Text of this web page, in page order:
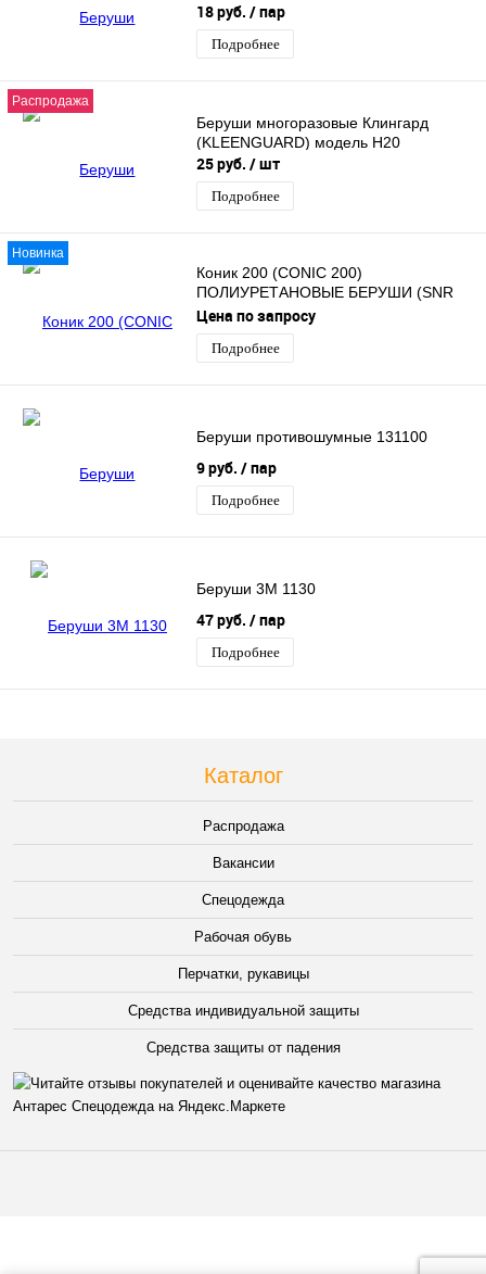
18 руб. / пар
Подробнее
Распродажа
Беруши многоразовые Клингард
(KLEENGUARD) модель H20
25 руб. / шт
Подробнее
Новинка
Коник 200 (CONIC 200)
ПОЛИУРЕТАНОВЫЕ БЕРУШИ (SNR
36 DB)
Цена по запросу
Подробнее
Беруши противошумные 131100
9 руб. / пар
Подробнее
Беруши 3М 1130
47 руб. / пар
Подробнее
Каталог
Распродажа
Вакансии
Спецодежда
Рабочая обувь
Перчатки, рукавицы
Средства индивидуальной защиты
Средства защиты от падения